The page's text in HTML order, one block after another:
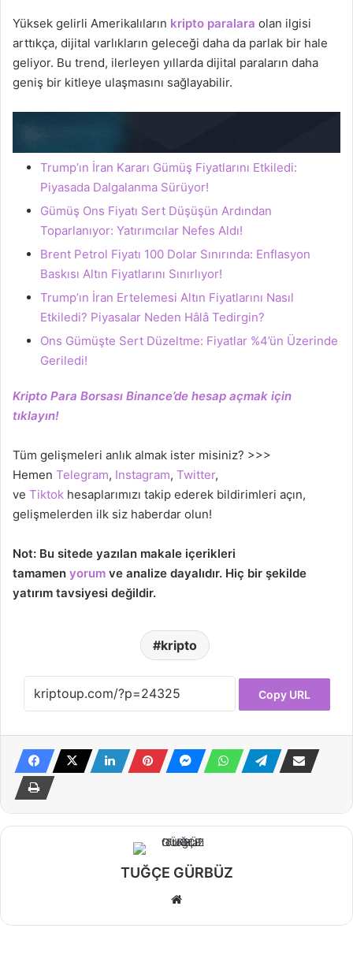
Yüksek gelirli Amerikalıların kripto paralara olan ilgisi
arttıkça, dijital varlıkların geleceği daha da parlak bir hale
geliyor. Bu trend, ilerleyen yıllarda dijital paraların daha
geniş bir kitleye ulaşmasını sağlayabilir.
Trump’ın İran Kararı Gümüş Fiyatlarını Etkiledi:
Piyasada Dalgalanma Sürüyor!
Gümüş Ons Fiyatı Sert Düşüşün Ardından
Toparlanıyor: Yatırımcılar Nefes Aldı!
Brent Petrol Fiyatı 100 Dolar Sınırında: Enflasyon
Baskısı Altın Fiyatlarını Sınırlıyor!
Trump’ın İran Ertelemesi Altın Fiyatlarını Nasıl
Etkiledi? Piyasalar Neden Hâlâ Tedirgin?
Ons Gümüşte Sert Düzeltme: Fiyatlar %4’ün Üzerinde
Geriledi!
Kripto Para Borsası Binance’de hesap açmak için
tıklayın!
Tüm gelişmeleri anlık almak ister misiniz? >>>
Hemen Telegram, Instagram, Twitter,
ve Tiktok hesaplarımızı takip ederek bildirimleri açın,
gelişmelerden ilk siz haberdar olun!
Not: Bu sitede yazılan makale içerikleri
tamamen yorum ve analize dayalıdır. Hiç bir şekilde
yatırım tavsiyesi değildir.
kripto
Copy URL
TUĞÇE GÜRBÜZ